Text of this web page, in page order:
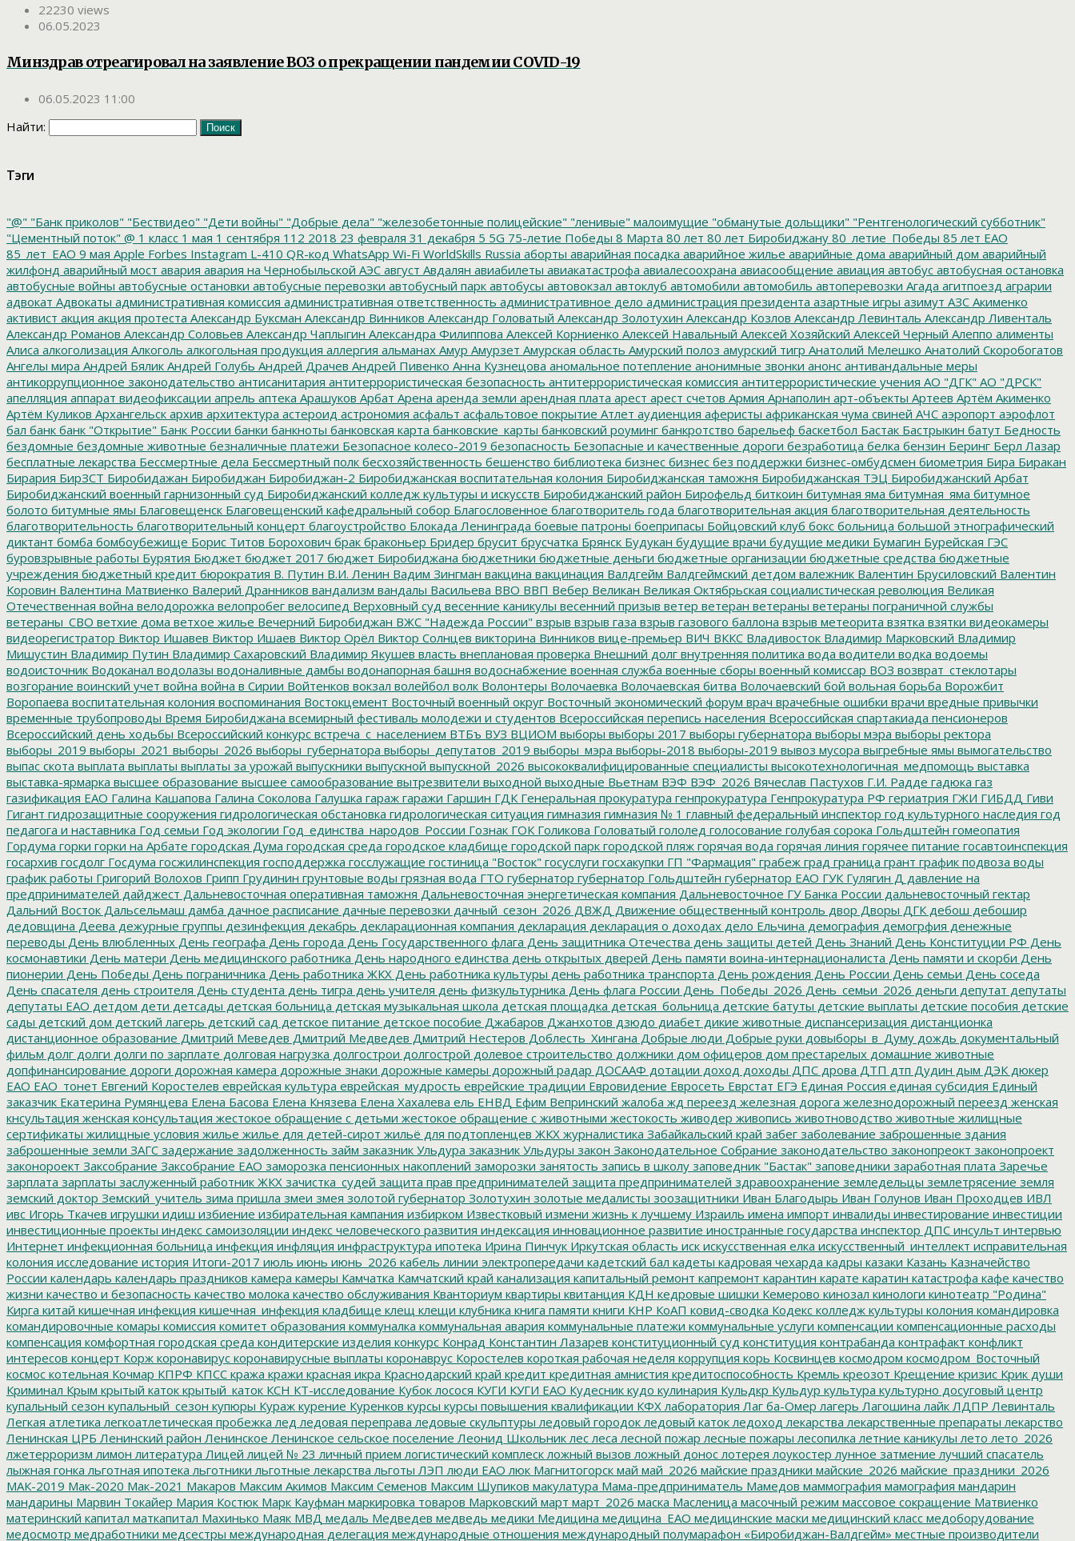
22230 views
06.05.2023
Минздрав отреагировал на заявление ВОЗ о прекращении пандемии COVID-19
06.05.2023 11:00
Найти:
Тэги
"@" "Банк приколов" "Бествидео" "Дети войны" "Добрые дела" "железобетонные полицейские" "ленивые" малоимущие "обманутые дольщики" "Рентгенологический субботник"
"Цементный поток" @ 1 класс 1 мая 1 сентября 112 2018 23 февраля 31 декабря 5 5G 75-летие Победы 8 Марта 80 лет 80 лет Биробиджану 80_летие_Победы 85 лет ЕАО
85_лет_ЕАО 9 мая Apple Forbes Instagram L-410 QR-код WhatsApp Wi-Fi WorldSkills Russia аборты аварийная посадка аварийное жилье аварийные дома аварийный дом аварийный
жилфонд аварийный мост авария авария на Чернобыльской АЭС август Авдалян авиабилеты авиакатастрофа авиалесоохрана авиасообщение авиация автобус автобусная остановка
автобусные войны автобусные остановки автобусные перевозки автобусный парк автобусы автовокзал автоклуб автомобили автомобиль автоперевозки Агада агитпоезд аграрии
адвокат Адвокаты административная комиссия административная ответственность административное дело администрация президента азартные игры азимут АЗС Акименко
активист акция акция протеста Александр Буксман Александр Винников Александр Головатый Александр Золотухин Александр Козлов Александр Левинталь Александр Ливенталь
Александр Романов Александр Соловьев Александр Чаплыгин Александра Филиппова Алексей Корниенко Алексей Навальный Алексей Хозяйский Алексей Черный Алеппо алименты
Алиса алкоголизация Алкоголь алкогольная продукция аллергия альманах Амур Амурзет Амурская область Амурский полоз амурский тигр Анатолий Мелешко Анатолий Скоробогатов
Ангелы мира Андрей Бялик Андрей Голубь Андрей Драчев Андрей Пивенко Анна Кузнецова аномальное потепление анонимные звонки анонс антивандальные меры
антикоррупционное законодательство антисанитария антитеррористическая безопасность антитеррористическая комиссия антитеррористические учения АО "ДГК" АО "ДРСК"
апелляция аппарат видеофиксации апрель аптека Арашуков Арбат Арена аренда земли арендная плата арест арест счетов Армия Арнаполин арт-объекты Артеев Артём Акименко
Артём Куликов Архангельск архив архитектура астероид астрономия асфальт асфальтовое покрытие Атлет аудиенция аферисты африканская чума свиней АЧС аэропорт аэрофлот
бал банк банк "Открытие" Банк России банки банкноты банковская карта банковские_карты банковский роуминг банкротство барельеф баскетбол Бастак Бастрыкин батут Бедность
бездомные бездомные животные безналичные платежи Безопасное колесо-2019 безопасность Безопасные и качественные дороги безработица белка бензин Беринг Берл Лазар
бесплатные лекарства Бессмертные дела Бессмертный полк бесхозяйственность бешенство библиотека бизнес бизнес без поддержки бизнес-омбудсмен биометрия Бира Биракан
Бирария БирЗСТ Биробидажан Биробиджан Биробиджан-2 Биробиджанская воспитательная колония Биробиджанская таможня Биробиджанская ТЭЦ Биробиджанский Арбат
Биробиджанский военный гарнизонный суд Биробиджанский колледж культуры и искусств Биробиджанский район Бирофельд биткоин битумная яма битумная_яма битумное
болото битумные ямы Благовещенск Благовещенский кафедральный собор Благословенное благотворитель года благотворительная акция благотворительная деятельность
благотворительность благотворительный концерт благоустройство Блокада Ленинграда боевые патроны боеприпасы Бойцовский клуб бокс больница большой этнографический
диктант бомба бомбоубежище Борис Титов Борохович брак браконьер Бридер брусит брусчатка Брянск Будукан будущие врачи будущие медики Бумагин Бурейская ГЭС
буровзрывные работы Бурятия Бюджет бюджет 2017 бюджет Биробиджана бюджетники бюджетные деньги бюджетные организации бюджетные средства бюджетные
учреждения бюджетный кредит бюрократия В. Путин В.И. Ленин Вадим Зингман вакцина вакцинация Валдгейм Валдгеймский детдом валежник Валентин Брусиловский Валентин
Коровин Валентина Матвиенко Валерий Дранников вандализм вандалы Васильева ВВО ВВП Вебер Великан Великая Октябрьская социалистическая революция Великая
Отечественная война велодорожка велопробег велосипед Верховный суд весенние каникулы весенний призыв ветер ветеран ветераны ветераны пограничной службы
ветераны_СВО ветхие дома ветхое жилье Вечерний Биробиджан ВЖС "Надежда России" взрыв взрыв газа взрыв газового баллона взрыв метеорита взятка взятки видеокамеры
видеорегистратор Виктор Ишавев Виктор Ишаев Виктор Орёл Виктор Солнцев викторина Винников вице-премьер ВИЧ ВККС Владивосток Владимир Марковский Владимир
Мишустин Владимир Путин Владимир Сахаровский Владимир Якушев власть внеплановая проверка Внешний долг внутренняя политика вода водители водка водоемы
водоисточник Водоканал водолазы водоналивные дамбы водонапорная башня водоснабжение военная служба военные сборы военный комиссар ВОЗ возврат_стеклотары
возгорание воинский учет война война в Сирии Войтенков вокзал волейбол волк Волонтеры Волочаевка Волочаевская битва Волочаевский бой вольная борьба Ворожбит
Воропаева воспитательная колония воспоминания Востокцемент Восточный военный округ Восточный экономический форум врач врачебные ошибки врачи вредные привычки
временные трубопроводы Время Биробиджана всемирный фестиваль молодежи и студентов Всероссийская перепись населения Всероссийская спартакиада пенсионеров
Всероссийский день ходьбы Всероссийский конкурс встреча_с_населением ВТБъ ВУЗ ВЦИОМ выборы выборы 2017 выборы губернатора выборы мэра выборы ректора
выборы_2019 выборы_2021 выборы_2026 выборы_губернатора выборы_депутатов_2019 выборы_мэра выборы-2018 выборы-2019 вывоз мусора выгребные ямы вымогательство
выпас скота выплата выплаты выплаты за урожай выпускники выпускной выпускной_2026 высококвалифицированные специалисты высокотехнологичная_медпомощь выставка
выставка-ярмарка высшее образование высшее самообразование вытрезвители выходной выходные Вьетнам ВЭФ ВЭФ_2026 Вячеслав Пастухов Г.И. Радде гадюка газ
газификация ЕАО Галина Кашапова Галина Соколова Галушка гараж гаражи Гаршин ГДК Генеральная прокуратура генпрокуратура Генпрокуратура РФ гериатрия ГЖИ ГИБДД Гиви
Гигант гидрозащитные сооружения гидрологическая обстановка гидрологическая ситуация гимназия гимназия № 1 главный федеральный инспектор год культурного наследия год
педагога и наставника Год семьи Год экологии Год_единства_народов_России Гознак ГОК Голикова Головатый гололед голосование голубая сорока Гольдштейн гомеопатия
Гордума горки горки на Арбате городская Дума городская среда городское кладбище городской парк городской пляж горячая вода горячая линия горячее питание госавтоинспекция
госархив госдолг Госдума госжилинспекция господдержка госслужащие гостиница "Восток" госуслуги госхакупки ГП "Фармация" грабеж град граница грант график подвоза воды
график работы Григорий Волохов Грипп Грудинин грунтовые воды грязная вода ГТО губернатор губернатор Гольдштейн губернатор ЕАО ГУК Гулягин Д давление на
предпринимателей дайджест Дальневосточная оперативная таможня Дальневосточная энергетическая компания Дальневосточное ГУ Банка России дальневосточный гектар
Дальний Восток Дальсельмаш дамба дачное расписание дачные перевозки дачный_сезон_2026 ДВЖД Движение общественный контроль двор Дворы ДГК дебош дебошир
дедовщина Деева дежурные группы дезинфекция декабрь декларационная компания декларация декларация о доходах дело Ельчина демография демогрфия денежные
переводы День влюбленных День географа День города День Государственного флага День защитника Отечества день защиты детей День Знаний День Конституции РФ День
космонавтики День матери День медицинского работника День народного единства день открытых дверей День памяти воина-интернационалиста День памяти и скорби День
пионерии День Победы День пограничника День работника ЖКХ День работника культуры день работника транспорта День рождения День России День семьи День соседа
День спасателя день строителя День студента день тигра день учителя день физкультурника День флага России День_Победы_2026 День_семьи_2026 деньги депутат депутаты
депутаты ЕАО детдом дети детсады детская больница детская музыкальная школа детская площадка детская_больница детские батуты детские выплаты детские пособия детские
сады детский дом детский лагерь детский сад детское питание детское пособие Джабаров Джанхотов дзюдо диабет дикие животные диспансеризация дистанционка
дистанционное образование Дмитрий Меведев Дмитрий Медведев Дмитрий Нестеров Доблесть_Хингана Добрые люди Добрые руки довыборы_в_Думу дождь документальный
фильм долг долги долги по зарплате долговая нагрузка долгострои долгострой долевое строительство должники дом офицеров дом престарелых домашние животные
допфинансирование дороги дорожная камера дорожные знаки дорожные камеры дорожный радар ДОСААФ дотации доход доходы ДПС дрова ДТП дтп Дудин дым ДЭК дюкер
ЕАО ЕАО_тонет Евгений Коростелев еврейская культура еврейская_мудрость еврейские традиции Евровидение Евросеть Еврстат ЕГЭ Единая Россия единая субсидия Единый
заказчик Екатерина Румянцева Елена Басова Елена Князева Елена Хахалева ель ЕНВД Ефим Вепринский жалоба жд переезд железная дорога железнодорожный переезд женская
кнсультация женская консультация жестокое обращение с детьми жестокое обращение с животными жестокость живодер живопись животноводство животные жилищные
сертификаты жилищные условия жилье жилье для детей-сирот жильё для подтопленцев ЖКХ журналистика Забайкальский край забег заболевание заброшенные здания
заброшенные земли ЗАГС задержание задолженность займ заказник Ульдура заказник Ульдуры закон Законодательное Собрание законодательство законопреокт законопроект
законороект Заксобрание Заксобрание ЕАО заморозка пенсионных накоплений заморозки занятость запись в школу заповедник "Бастак" заповедники заработная плата Заречье
зарплата зарплаты заслуженный работник ЖКХ зачистка_судей защита прав предпринимателей защита предпринимателей здравоохранение земледельцы землетрясение земля
земский доктор Земский_учитель зима пришла змеи змея золотой губернатор Золотухин золотые медалисты зоозащитники Иван Благодырь Иван Голунов Иван Проходцев ИВЛ
ивс Игорь Ткачев игрушки идиш избиение избирательная кампания избирком Известковый измени жизнь к лучшему Израиль имена импорт инвалиды инвестирование инвестиции
инвестиционные проекты индекс самоизоляции индекс человеческого развития индексация инновационное развитие иностранные государства инспектор ДПС инсульт интервью
Интернет инфекционная больница инфекция инфляция инфраструктура ипотека Ирина Пинчук Иркутская область иск искусственная елка искусственный_интеллект исправительная
колония исследование история Итоги-2017 июль июнь июнь_2026 кабель линии электропередачи кадетский бал кадеты кадровая чехарда кадры казаки Казань Казначейство
России календарь календарь праздников камера камеры Камчатка Камчатский край канализация капитальный ремонт капремонт карантин карате каратин катастрофа кафе качество
жизни качество и безопасность качество молока качество обслуживания Кванториум квартиры квитанция КДН кедровые шишки Кемерово кинозал кинологи кинотеатр "Родина"
Кирга китай кишечная инфекция кишечная_инфекция кладбище клещ клещи клубника книга памяти книги КНР КоАП ковид-сводка Кодекс колледж культуры колония командировка
командировочные комары комиссия комитет образования коммуналка коммунальная авария коммунальные платежи коммунальные услуги компенсации компенсационные расходы
компенсация комфортная городская среда кондитерские изделия конкурс Конрад Константин Лазарев конституционный суд конституция контрабанда контрафакт конфликт
интересов концерт Корж коронавирус коронавирусные выплаты коронаврус Коростелев короткая рабочая неделя коррупция корь Косвинцев космодром космодром_Восточный
космос котельная Кочмар КПРФ КПСС кража кражи красная икра Краснодарский край кредит кредитная амнистия кредитоспособность Кремль креозот Крещение кризис Крик души
Криминал Крым крытый каток крытый_каток КСН КТ-исследование Кубок лосося КУГИ КУГИ ЕАО Кудесник кудо кулинария Кульдкр Кульдур культура культурно досуговый центр
купальный сезон купальный_сезон купюры Кураж курение Куренков курсы курсы повышения квалификации КФХ лаборатория Лаг ба-Омер лагерь Лагошина лайк ЛДПР Левинталь
Легкая атлетика легкоатлетическая пробежка лед ледовая переправа ледовые скульптуры ледовый городок ледовый каток ледоход лекарства лекарственные препараты лекарство
Ленинская ЦРБ Ленинский район Ленинское Ленинское сельское поселение Леонид Школьник лес леса лесной пожар лесные пожары лесопилка летние каникулы лето лето_2026
лжетерроризм лимон литература Лицей лицей № 23 личный прием логистический комплеск ложный вызов ложный донос лотерея лоукостер лунное затмение лучший спасатель
лыжная гонка льготная ипотека льготники льготные лекарства льготы ЛЭП люди ЕАО люк Магнитогорск май май_2026 майские праздники майские_2026 майские_праздники_2026
МАК-2019 Мак-2020 Мак-2021 Макаров Максим Акимов Максим Семенов Максим Шупиков макулатура Мама-предприниматель Мамедов маммография мамография мандарин
мандарины Марвин Токайер Мария Костюк Марк Кауфман маркировка товаров Марковский март март_2026 маска Масленица масочный режим массовое сокращение Матвиенко
материнский капитал маткапитал Махинько Маяк МВД медаль Медведев медведь медики Медицина медицина_ЕАО медицинские маски медицинский класс медоборудование
медосмотр медработники медсестры международная делегация международные отношения международный полумарафон «Биробиджан-Валдгейм» местные производители